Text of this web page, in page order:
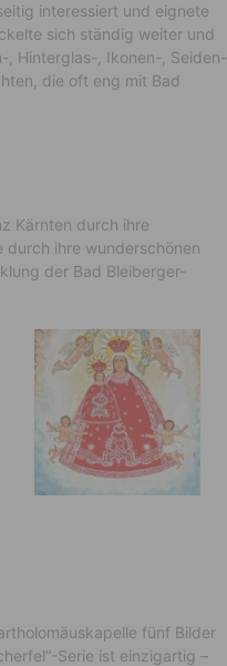
interessiert und eignete
sich ständig weiter und
, Hinterglas-, Ikonen-, Seiden-
die oft eng mit Bad
Kärnten durch ihre
durch ihre wunderschönen
der Bad Bleiberger-
fünf Bilder
Serie ist einzigartig –